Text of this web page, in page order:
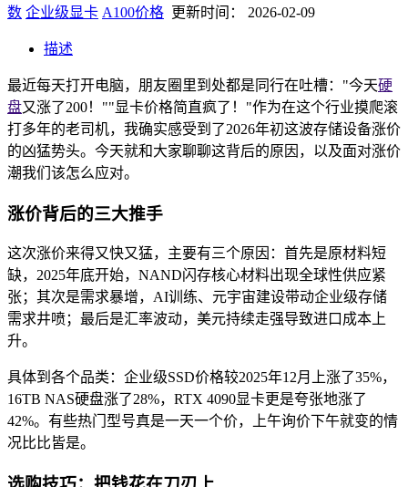
数 企业级显卡 A100价格 更新时间： 2026-02-09
描述
最近每天打开电脑，朋友圈里到处都是同行在吐槽："今天硬
盘又涨了200！""显卡价格简直疯了！"作为在这个行业摸爬滚
打多年的老司机，我确实感受到了2026年初这波存储设备涨价
的凶猛势头。今天就和大家聊聊这背后的原因，以及面对涨价
潮我们该怎么应对。
涨价背后的三大推手
这次涨价来得又快又猛，主要有三个原因：首先是原材料短
缺，2025年底开始，NAND闪存核心材料出现全球性供应紧
张；其次是需求暴增，AI训练、元宇宙建设带动企业级存储
需求井喷；最后是汇率波动，美元持续走强导致进口成本上
升。
具体到各个品类：企业级SSD价格较2025年12月上涨了35%，
16TB NAS硬盘涨了28%，RTX 4090显卡更是夸张地涨了
42%。有些热门型号真是一天一个价，上午询价下午就变的情
况比比皆是。